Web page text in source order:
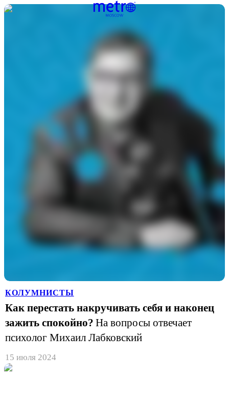
КОЛУМНИСТЫ
Как перестать накручивать себя и наконец
зажить спокойно? На вопросы отвечает
психолог Михаил Лабковский
15 июля 2024